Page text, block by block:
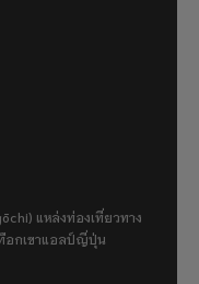
แหล่งท่องเที่ยวทาง
อกเขาแอลป์ญี่ปุ่น